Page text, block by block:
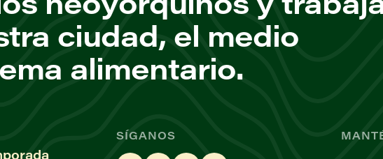
ciudad, el medio
alimentario.
SÍGANOS